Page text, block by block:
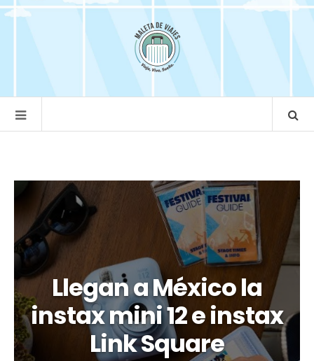
Llegan a México la
instax mini 12 e instax
Link Square